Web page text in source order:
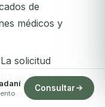
de
médicos y
solicitud
de Granada
y
Consultar